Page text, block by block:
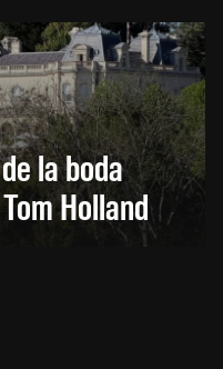
la boda
Holland